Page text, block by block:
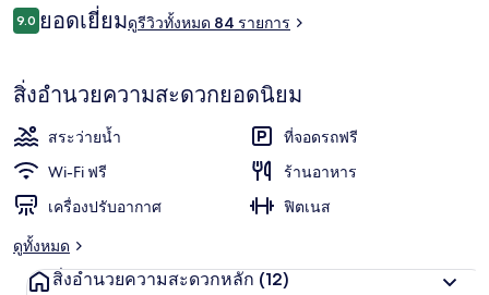
รีวิว
9.09.0 จาก 10
ยอดเยี่ยมดูรีวิวทั้งหมด 84 รายการ
สิ่งอำนวยความสะดวกยอดนิยม
สระว่ายน้ำ
ที่จอดรถฟรี
Wi-Fi ฟรี
ร้านอาหาร
เครื่องปรับอากาศ
ฟิตเนส
ดูทั้งหมด
สิ่งอำนวยความสะดวกหลัก (12)